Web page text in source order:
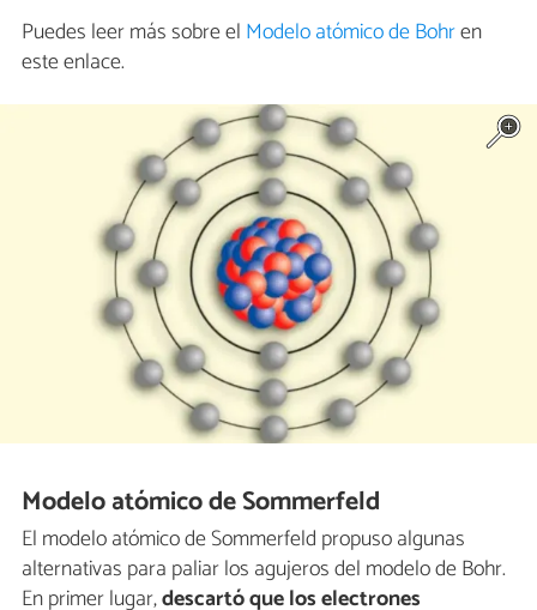
Puedes leer más sobre el Modelo atómico de Bohren
este enlace.
Modelo atómico de Sommerfeld
El modelo atómico de Sommerfeld propuso algunas
alternativas para paliar los agujeros del modelo de Bohr.
En primer lugar,descartó que los electrones